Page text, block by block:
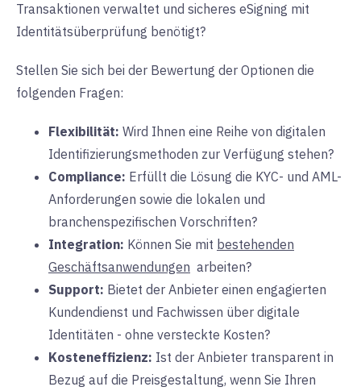
Transaktionen verwaltet und sicheres eSigning mit
Identitätsüberprüfung benötigt?
Stellen Sie sich bei der Bewertung der Optionen die
folgenden Fragen:
Flexibilität: Wird Ihnen eine Reihe von digitalen
Identifizierungsmethoden zur Verfügung stehen?
Compliance: Erfüllt die Lösung die KYC- und AML-
Anforderungen sowie die lokalen und
branchenspezifischen Vorschriften?
Integration: Können Sie mit bestehenden
Geschäftsanwendungen arbeiten?
Support: Bietet der Anbieter einen engagierten
Kundendienst und Fachwissen über digitale
Identitäten - ohne versteckte Kosten?
Kosteneffizienz: Ist der Anbieter transparent in
Bezug auf die Preisgestaltung, wenn Sie Ihren